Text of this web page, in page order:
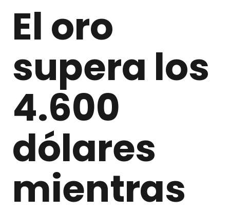
El oro
supera los
4.600
dólares
mientras